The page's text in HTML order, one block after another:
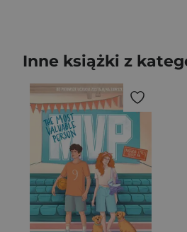
Inne książki z